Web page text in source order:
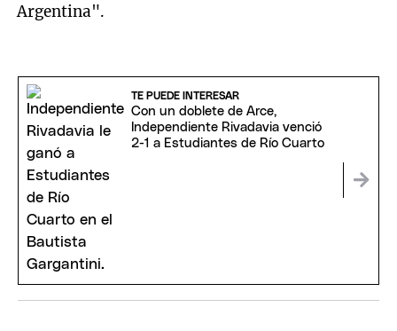
Argentina".
TE PUEDE INTERESAR
Con un doblete de Arce,
Independiente Rivadavia venció
2-1 a Estudiantes de Río Cuarto